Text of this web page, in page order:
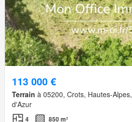
113 000 €
Terrain à 05200, Crots, Hautes-
d'Azur
4 850 m²